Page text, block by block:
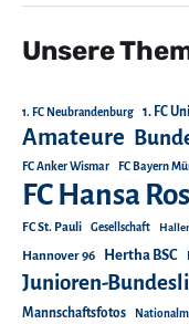
Unsere
1. FC Neubrandenburg 1. FC
Amateure
FC Anker Wismar FC Bayern
FC Hansa
FC St. Pauli Gesellschaft
Hannover 96 Hertha BSC
Junioren-
Mannschaftsfotos